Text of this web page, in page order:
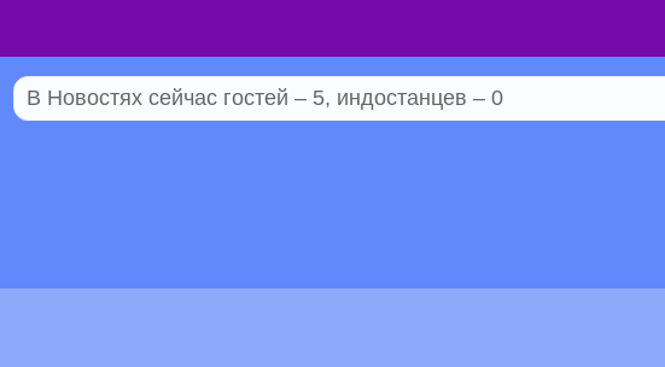
В Новостях сейчас гостей – 5, индостанцев – 0